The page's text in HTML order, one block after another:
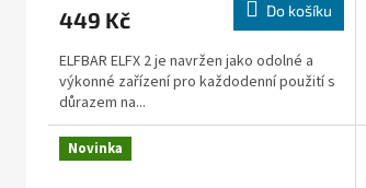
449 Kč Do košíku
ELFBAR ELFX 2 je navržen jako odolné a
výkonné zařízení pro každodenní použití s
důrazem na...
Novinka